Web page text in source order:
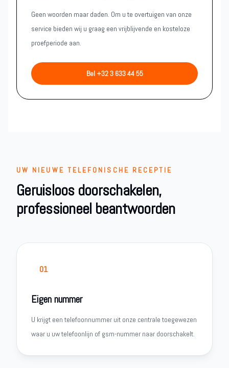
Geen woorden maar daden. Om u te overtuigen van onze
service bieden wij u graag een vrijblijvende en kosteloze
proefperiode aan.
Bel +32 3 633 44 55
UW NIEUWE TELEFONISCHE RECEPTIE
Geruisloos doorschakelen,
professioneel beantwoorden
01
Eigen nummer
U krijgt een telefoonnummer uit onze centrale toegewezen
waar u uw telefoonlijn of gsm-nummer naar doorschakelt.